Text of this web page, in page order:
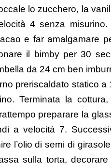
lo zucchero, la
4 senza misurino.
e far amalgamare
il bimby per 30
da 24 cm ben
preriscaldato statico
Terminata la
preparare la
a velocità 7.
l’olio di semi di
sulla torta,